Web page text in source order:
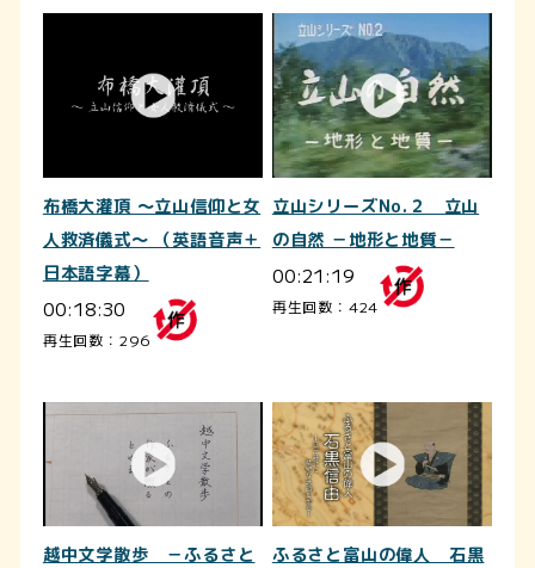
布橋大灌頂 ～立山信仰と女
人救済儀式～ （英語音声＋
日本語字幕）
00:18:30
再生回数：296
立山シリーズNo.２ 立山
の自然 －地形と地質－
00:21:19
再生回数：424
越中文学散歩 －ふるさと
ふるさと富山の偉人 石黒